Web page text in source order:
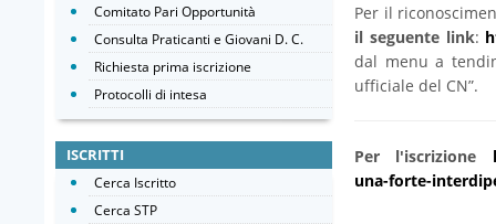
Per il
il seguente link:
dal menu a
ufficiale del CN”.
Per l'iscrizione
una-forte-
Comitato Pari Opportunità
Consulta Praticanti e Giovani D. C.
Richiesta prima iscrizione
Protocolli di intesa
ISCRITTI
Cerca Iscritto
Cerca STP